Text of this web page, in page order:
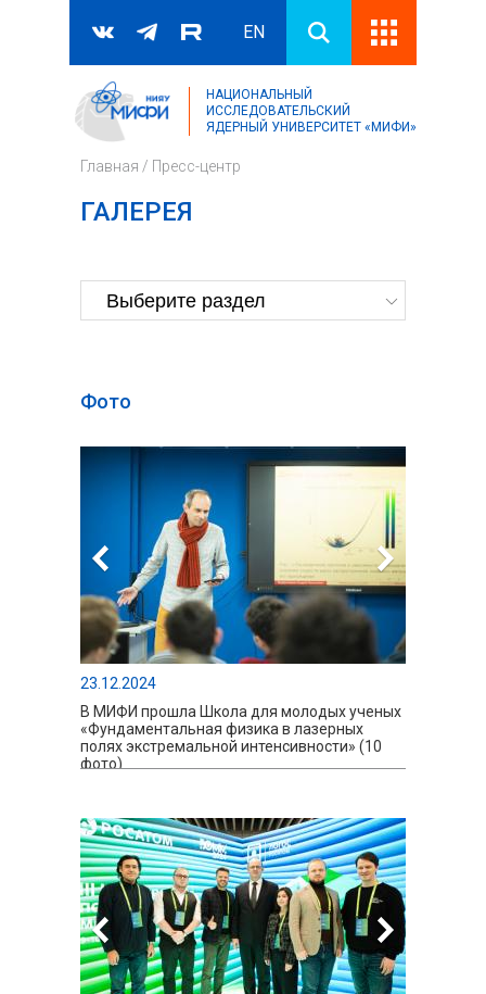
Форма поиска
Поиск
EN
НАЦИОНАЛЬНЫЙ
ИССЛЕДОВАТЕЛЬСКИЙ
ЯДЕРНЫЙ УНИВЕРСИТЕТ «МИФИ»
Главная / Пресс-центр
ГАЛЕРЕЯ
Фото
23.12.2024
В МИФИ прошла Школа для молодых ученых
«Фундаментальная физика в лазерных
полях экстремальной интенсивности» (10
фото)